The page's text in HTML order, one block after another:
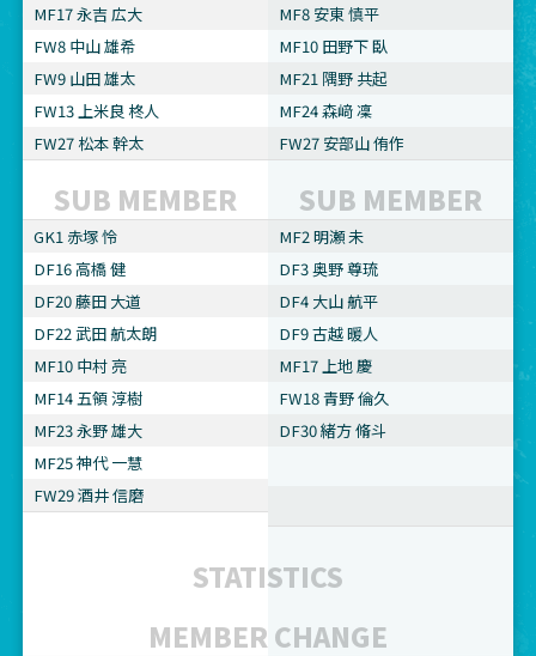
MF17 永吉 広大
FW8 中山 雄希
FW9 山田 雄太
FW13 上米良 柊人
FW27 松本 幹太
SUB MEMBER
GK1 赤塚 怜
DF16 高橋 健
DF20 藤田 大道
DF22 武田 航太朗
MF10 中村 亮
MF14 五領 淳樹
MF23 永野 雄大
MF25 神代 一慧
FW29 酒井 信磨
STATISTICS
MEMBER CHANGE
MF8 安東 慎平
MF10 田野下 臥
MF21 隅野 共起
MF24 森﨑 凜
FW27 安部山 侑作
SUB MEMBER
MF2 明瀬 未
DF3 奥野 尊琉
DF4 大山 航平
DF9 古越 暖人
MF17 上地 慶
FW18 青野 倫久
DF30 緒方 脩斗